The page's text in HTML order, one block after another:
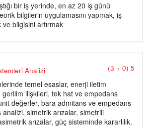
bir iş yerinde, en az 20 iş günü
bilgilerin uygulamasını yapmak, iş
ve bilgisini artırmak
Analizi (3 + 0) 5
temel esaslar, enerji iletim
gerilim ilişkileri, tek hat ve empedans
değerler, bara admitans ve empedans
analizi, simetrik arızalar, simetrili
arızalar, güç sisteminde kararlılık.